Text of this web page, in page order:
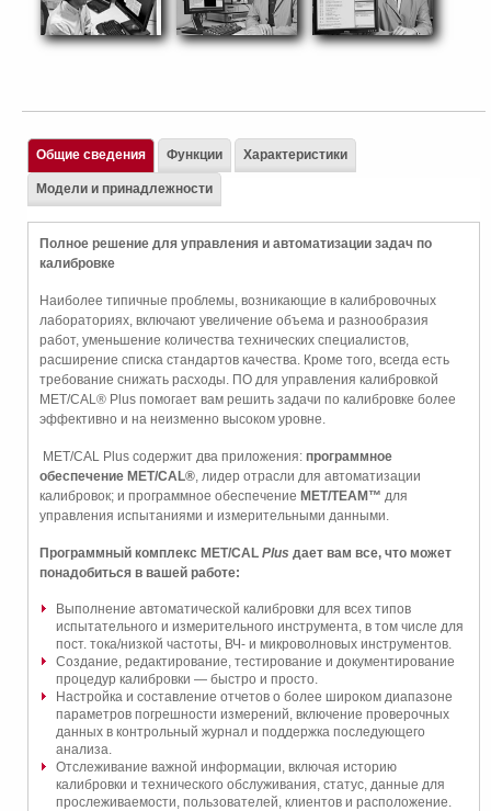
Общие сведения
Полное решение для управления и автоматизации задач по
калибровке
Наиболее типичные проблемы, возникающие в калибровочных
лабораториях, включают увеличение объема и разнообразия
работ, уменьшение количества технических специалистов,
расширение списка стандартов качества. Кроме того, всегда есть
требование снижать расходы. ПО для управления калибровкой
MET/CAL® Plus помогает вам решить задачи по калибровке более
эффективно и на неизменно высоком уровне.
MET/CAL Plus содержит два приложения: программное
обеспечение MET/CAL®, лидер отрасли для автоматизации
калибровок; и программное обеспечение MET/TEAM™ для
управления испытаниями и измерительными данными.
Программный комплекс MET/CAL Plus дает вам все, что может
понадобиться в вашей работе:
Выполнение автоматической калибровки для всех типов
испытательного и измерительного инструмента, в том числе для
пост. тока/низкой частоты, ВЧ- и микроволновых инструментов.
Создание, редактирование, тестирование и документирование
процедур калибровки — быстро и просто.
Настройка и составление отчетов о более широком диапазоне
параметров погрешности измерений, включение проверочных
данных в контрольный журнал и поддержка последующего
анализа.
Отслеживание важной информации, включая историю
калибровки и технического обслуживания, статус, данные для
прослеживаемости, пользователей, клиентов и расположение.
Функции Характеристики
Модели и принадлежности